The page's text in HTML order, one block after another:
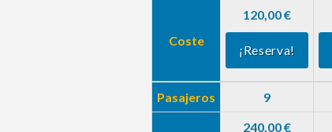
Coste
120,00 €
¡Reserva!
Pasajeros 9
240,00 €